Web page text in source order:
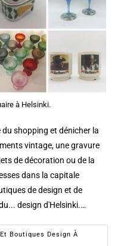
à Helsinki.
shopping et dénicher la
vintage, une gravure
de décoration ou de la
dans la capitale
de design et de
design d'Helsinki.…
Boutiques Design À